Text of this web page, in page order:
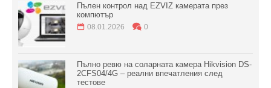
Пълен контрол над EZVIZ камерата през
компютър
08.01.2026 0
Пълно ревю на соларната камера Hikvision DS-
2CFS04/4G – реални впечатления след
тестове